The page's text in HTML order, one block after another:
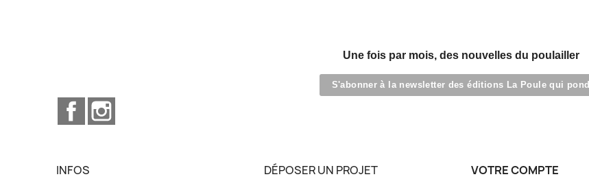
Une fois par mois, des nouvelles du poulailler
S'abonner à la newsletter des éditions La Poule qui pond
Facebook
INFOS DÉPOSER UN PROJET VOTRE COMPTE